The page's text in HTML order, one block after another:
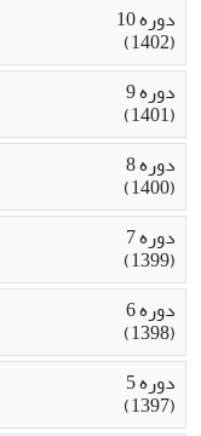
دوره 10
(1402)
دوره 9
(1401)
دوره 8
(1400)
دوره 7
(1399)
دوره 6
(1398)
دوره 5
(1397)